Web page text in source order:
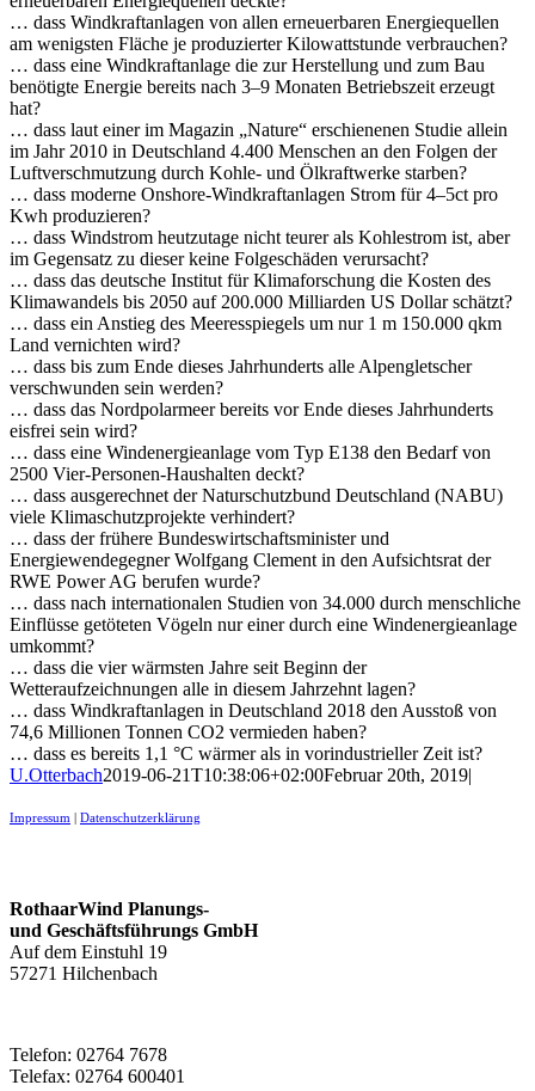
… dass Windkraftanlagen von allen erneuerbaren Energiequellen
am wenigsten Fläche je produzierter Kilowattstunde verbrauchen?
… dass eine Windkraftanlage die zur Herstellung und zum Bau
benötigte Energie bereits nach 3–9 Monaten Betriebszeit erzeugt
hat?
… dass laut einer im Magazin „Nature“ erschienenen Studie allein
im Jahr 2010 in Deutschland 4.400 Menschen an den Folgen der
Luftverschmutzung durch Kohle- und Ölkraftwerke starben?
… dass moderne Onshore-Windkraftanlagen Strom für 4–5ct pro
Kwh produzieren?
… dass Windstrom heutzutage nicht teurer als Kohlestrom ist, aber
im Gegensatz zu dieser keine Folgeschäden verursacht?
… dass das deutsche Institut für Klimaforschung die Kosten des
Klimawandels bis 2050 auf 200.000 Milliarden US Dollar schätzt?
… dass ein Anstieg des Meeresspiegels um nur 1 m 150.000 qkm
Land vernichten wird?
… dass bis zum Ende dieses Jahrhunderts alle Alpengletscher
verschwunden sein werden?
… dass das Nordpolarmeer bereits vor Ende dieses Jahrhunderts
eisfrei sein wird?
… dass eine Windenergieanlage vom Typ E138 den Bedarf von
2500 Vier-Personen-Haushalten deckt?
… dass ausgerechnet der Naturschutzbund Deutschland (NABU)
viele Klimaschutzprojekte verhindert?
… dass der frühere Bundeswirtschaftsminister und
Energiewendegegner Wolfgang Clement in den Aufsichtsrat der
RWE Power AG berufen wurde?
… dass nach internationalen Studien von 34.000 durch menschliche
Einflüsse getöteten Vögeln nur einer durch eine Windenergieanlage
umkommt?
… dass die vier wärmsten Jahre seit Beginn der
Wetteraufzeichnungen alle in diesem Jahrzehnt lagen?
… dass Windkraftanlagen in Deutschland 2018 den Ausstoß von
74,6 Millionen Tonnen CO2 vermieden haben?
… dass es bereits 1,1 °C wärmer als in vorindustrieller Zeit ist?
U.Otterbach2019-06-21T10:38:06+02:00Februar 20th, 2019|
Impressum Datenschutzerklärung
RothaarWind Planungs-
und Geschäftsführungs GmbH
Auf dem Einstuhl 19
57271 Hilchenbach
Telefon: 02764 7678
Telefax: 02764 600401